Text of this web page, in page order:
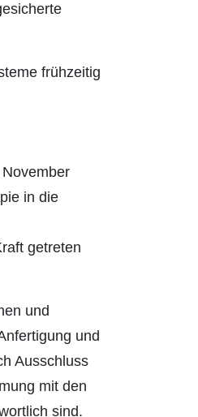
frühzeitig
in die
getreten
und
und
Ausschluss
mit den
sind.